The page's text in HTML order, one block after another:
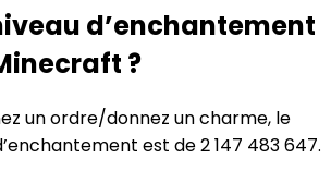
d’enchantement
?
un ordre/donnez un charme, le
est de 2 147 483 647.